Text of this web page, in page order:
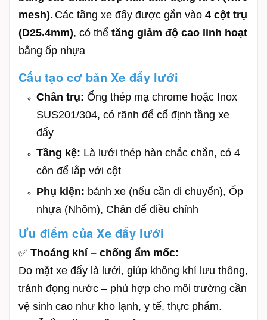
mesh). Các tầng xe đẩy được gắn vào 4 cột trụ
(D25.4mm), có thể tăng giảm độ cao linh hoạt
bằng ốp nhựa
Cấu tạo cơ bản Xe đẩy lưới
Chân trụ: Ống thép mạ chrome hoặc Inox
SUS201/304, có rãnh để cố định tầng xe
đẩy
Tầng kệ: Là lưới thép hàn chắc chắn, có 4
côn để lắp với cột
Phụ kiện: bánh xe (nếu cần di chuyển), Ốp
nhựa (Nhôm), Chân để điều chỉnh
Ưu điểm của Xe đẩy lưới
✅ Thoáng khí – chống ẩm mốc:
Do mặt xe đẩy là lưới, giúp không khí lưu thông,
tránh đọng nước – phù hợp cho môi trường cần
vệ sinh cao như kho lạnh, y tế, thực phẩm.